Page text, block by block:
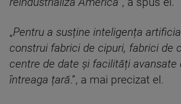
reindustrializa America”, a spus el.
„Pentru a susține inteligența
construi fabrici de cipuri, fabrici de
centre de date și facilități avansate
întreaga țară.”, a mai precizat el.